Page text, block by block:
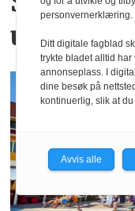
uke!
personvernerklæring.
Ditt digitale fagblad
trykte bladet alltid
annonseplass. I
dine besøk på
kontinuerlig, slik at
Avvis alle